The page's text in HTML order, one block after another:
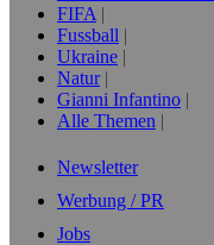
FIFA
Fussball
Ukraine
Natur
Gianni Infantino
Alle Themen
Newsletter
Werbung / PR
Jobs